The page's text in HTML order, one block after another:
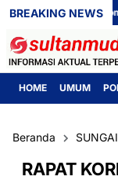
BREAKING NEWS
Perlombaan
HOME UMUM
Beranda
RAPAT